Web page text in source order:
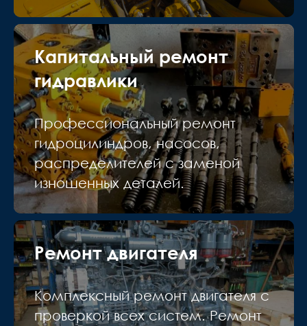
Капитальный ремонт
гидравлики
Профессиональный ремонт
гидроцилиндров, насосов,
распределителей с заменой
изношенных деталей.
Ремонт двигателя
Комплексный ремонт двигателя с
проверкой всех систем. Ремонт